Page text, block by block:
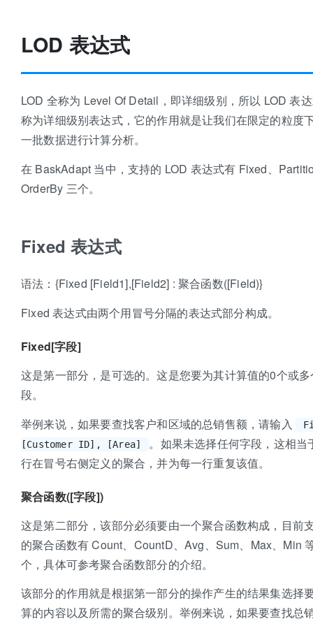
LOD 表达式
LOD 全称为 Level Of Detail，即详细级别，所以 LOD 表
称为详细级别表达式，它的作用就是让我们在限定的粒度
一批数据进行计算分析。
在 BaskAdapt 当中，支持的 LOD 表达式有 Fixed、
OrderBy 三个。
Fixed 表达式
语法：{Fixed [Field1],[Field2] : 聚合函数([Field)}
Fixed 表达式由两个用冒号分隔的表达式部分构成。
Fixed[字段]
这是第一部分，是可选的。这是您要为其计算值的0个或
段。
举例来说，如果要查找客户和区域的总销售额，请输入
[Customer ID], [Area]
。如果未选择任何字段，这相当
行在冒号右侧定义的聚合，并为每一行重复该值。
聚合函数([字段])
这是第二部分，该部分必须要由一个聚合函数构成，目前
的聚合函数有 Count、CountD、Avg、Sum、Max、Min
个，具体可参考聚合函数部分的介绍。
该部分的作用就是根据第一部分的操作产生的结果集选择
算的内容以及所需的聚合级别。举例来说，如果要查找总